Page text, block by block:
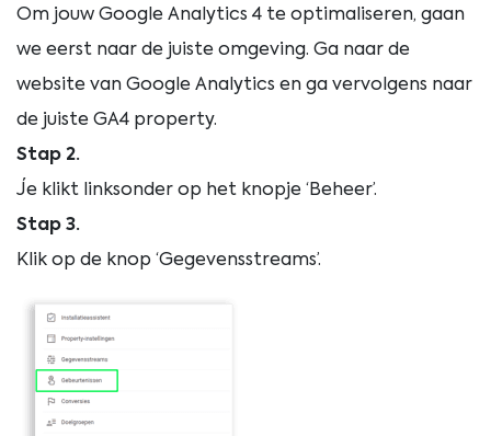
Om jouw Google Analytics 4 te optimaliseren, gaan
we eerst naar de juiste omgeving. Ga naar de
website van Google Analytics en ga vervolgens naar
de juiste GA4 property.
Stap 2.
Je klikt linksonder op het knopje ‘Beheer’.
Stap 3.
Klik op de knop ‘Gegevensstreams’.